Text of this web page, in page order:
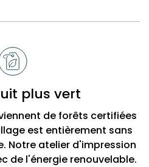
plus vert
de forêts certifiées
est entièrement sans
Notre atelier d'impression
de l'énergie renouvelable.